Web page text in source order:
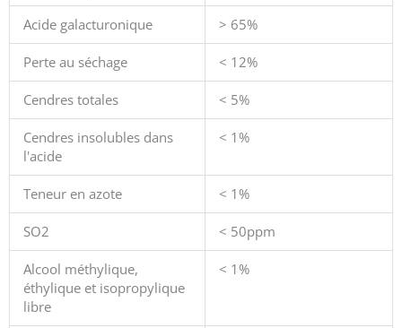
Acide galacturonique > 65%
Perte au séchage < 12%
Cendres totales < 5%
Cendres insolubles dans
l'acide
< 1%
Teneur en azote < 1%
SO2 < 50ppm
Alcool méthylique,
éthylique et isopropylique
libre
< 1%